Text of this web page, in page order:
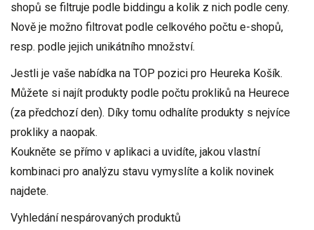
shopů se filtruje podle biddingu a kolik z nich podle ceny.
Nově je možno filtrovat podle celkového počtu e-shopů,
resp. podle jejich unikátního množství.
Jestli je vaše nabídka na TOP pozici pro Heureka Košík.
Můžete si najít produkty podle počtu prokliků na Heurece
(za předchozí den). Díky tomu odhalíte produkty s nejvíce
prokliky a naopak.
Koukněte se přímo v aplikaci a uvidíte, jakou vlastní
kombinaci pro analýzu stavu vymyslíte a kolik novinek
najdete.
Vyhledání nespárovaných produktů